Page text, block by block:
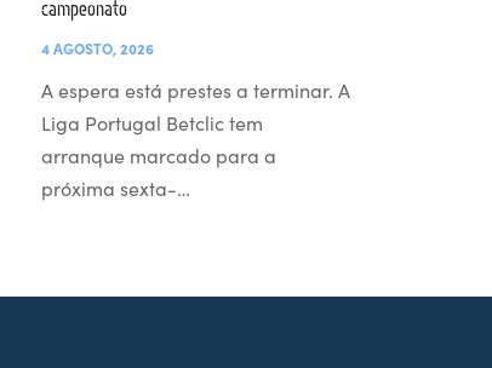
campeonato
4 AGOSTO, 2026
A espera está prestes a terminar. A
Liga Portugal Betclic tem
arranque marcado para a
próxima sexta-…